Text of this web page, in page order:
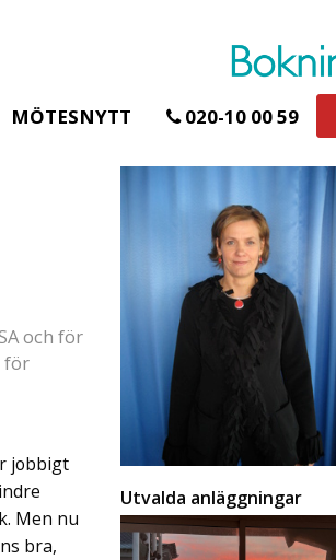
MÖTESNYTT 020-10 00 59
och för
för
jobbigt
Men nu
bra,
Utvalda anläggningar
Erbjudande från Gråbogården
Hela Gråbogården för
teamet – glamping i
skogen ingår
Samla teamet för två
konferensdagar med
övernattning i privat sjö- och
skogsmiljö, endast 30–35
minuter från Göteborg. När ni
bokar vårt konferenspaket
ingår äv ...